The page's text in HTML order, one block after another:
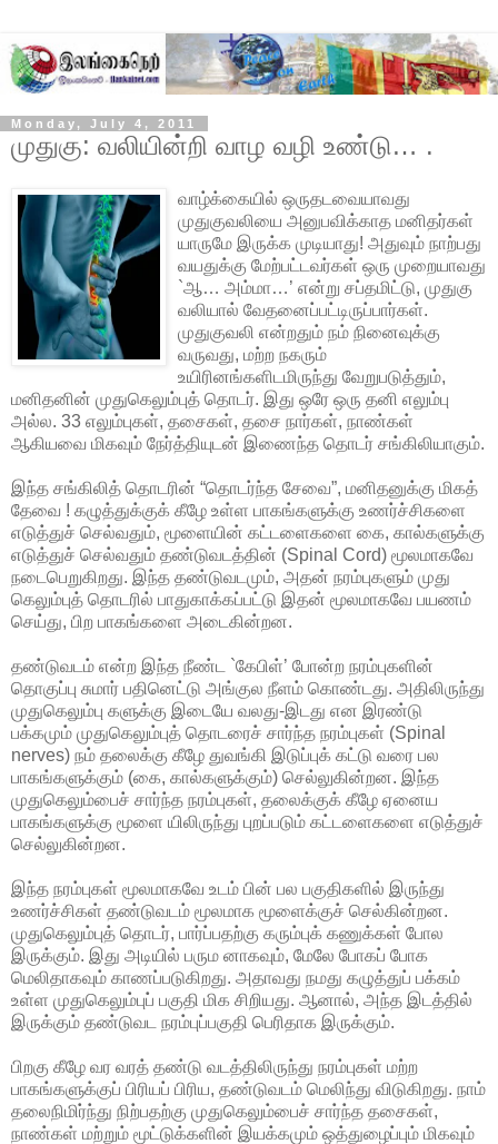
Monday, July 4, 2011
முதுகு: வலியின்றி வாழ வழி உண்டு… .
வாழ்க்கையில் ஒருதடவையாவது
முதுகுவலியை அனுபவிக்காத மனிதர்கள்
யாருமே இருக்க முடியாது! அதுவும் நாற்பது
வயதுக்கு மேற்பட்டவர்கள் ஒரு முறையாவது
`ஆ… அம்மா…’ என்று சப்தமிட்டு, முதுகு
வலியால் வேதனைப்பட்டிருப்பார்கள்.
முதுகுவலி என்றதும் நம் நினைவுக்கு
வருவது, மற்ற நகரும்
உயிரினங்களிடமிருந்து வேறுபடுத்தும்,
மனிதனின் முதுகெலும்புத் தொடர். இது ஒரே ஒரு தனி எலும்பு
அல்ல. 33 எலும்புகள், தசைகள், தசை நார்கள், நாண்கள்
ஆகியவை மிகவும் நேர்த்தியுடன் இணைந்த தொடர் சங்கிலியாகும்.
இந்த சங்கிலித் தொடரின் “தொடர்ந்த சேவை”, மனிதனுக்கு மிகத்
தேவை ! கழுத்துக்குக் கீழே உள்ள பாகங்களுக்கு உணர்ச்சிகளை
எடுத்துச் செல்வதும், மூளையின் கட்டளைகளை கை, கால்களுக்கு
எடுத்துச் செல்வதும் தண்டுவடத்தின் (Spinal Cord) மூலமாகவே
நடைபெறுகிறது. இந்த தண்டுவடமும், அதன் நரம்புகளும் முது
கெலும்புத் தொடரில் பாதுகாக்கப்பட்டு இதன் மூலமாகவே பயணம்
செய்து, பிற பாகங்களை அடைகின்றன.
தண்டுவடம் என்ற இந்த நீண்ட `கேபிள்’ போன்ற நரம்புகளின்
தொகுப்பு சுமார் பதினெட்டு அங்குல நீளம் கொண்டது. அதிலிருந்து
முதுகெலும்பு களுக்கு இடையே வலது-இடது என இரண்டு
பக்கமும் முதுகெலும்புத் தொடரைச் சார்ந்த நரம்புகள் (Spinal
nerves) நம் தலைக்கு கீழே துவங்கி இடுப்புக் கட்டு வரை பல
பாகங்களுக்கும் (கை, கால்களுக்கும்) செல்லுகின்றன. இந்த
முதுகெலும்பைச் சார்ந்த நரம்புகள், தலைக்குக் கீழே ஏனைய
பாகங்களுக்கு மூளை யிலிருந்து புறப்படும் கட்டளைகளை எடுத்துச்
செல்லுகின்றன.
இந்த நரம்புகள் மூலமாகவே உடம் பின் பல பகுதிகளில் இருந்து
உணர்ச்சிகள் தண்டுவடம் மூலமாக மூளைக்குச் செல்கின்றன.
முதுகெலும்புத் தொடர், பார்ப்பதற்கு கரும்புக் கணுக்கள் போல
இருக்கும். இது அடியில் பரும னாகவும், மேலே போகப் போக
மெலிதாகவும் காணப்படுகிறது. அதாவது நமது கழுத்துப் பக்கம்
உள்ள முதுகெலும்புப் பகுதி மிக சிறியது. ஆனால், அந்த இடத்தில்
இருக்கும் தண்டுவட நரம்புப்பகுதி பெரிதாக இருக்கும்.
பிறகு கீழே வர வரத் தண்டு வடத்திலிருந்து நரம்புகள் மற்ற
பாகங்களுக்குப் பிரியப் பிரிய, தண்டுவடம் மெலிந்து விடுகிறது. நாம்
தலைநிமிர்ந்து நிற்பதற்கு முதுகெலும்பைச் சார்ந்த தசைகள்,
நாண்கள் மற்றும் மூட்டுக்களின் இயக்கமும் ஒத்துழைப்பும் மிகவும்